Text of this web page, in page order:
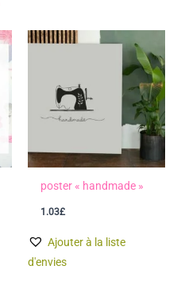
poster « handmade »
1.03£
Ajouter à la liste
d'envies